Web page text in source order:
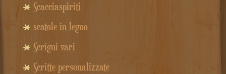
Scacciaspiriti
scatole in legno
Scrigni vari
Scritte personalizzate